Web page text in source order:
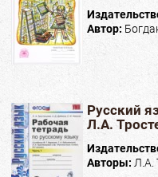
Автор:
Русский
Л.А.
Авторы: Л.А.